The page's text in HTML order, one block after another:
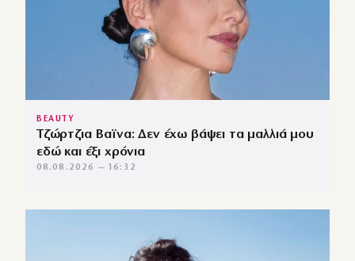
BEAUTY
Τζώρτζια Βαϊνα: Δεν έχω βάψει τα μαλλιά μου
εδώ και έξι χρόνια
08.08.2026 — 16:32